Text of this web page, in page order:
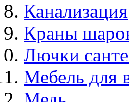
Канализация
Краны
Лючки
Мебель для